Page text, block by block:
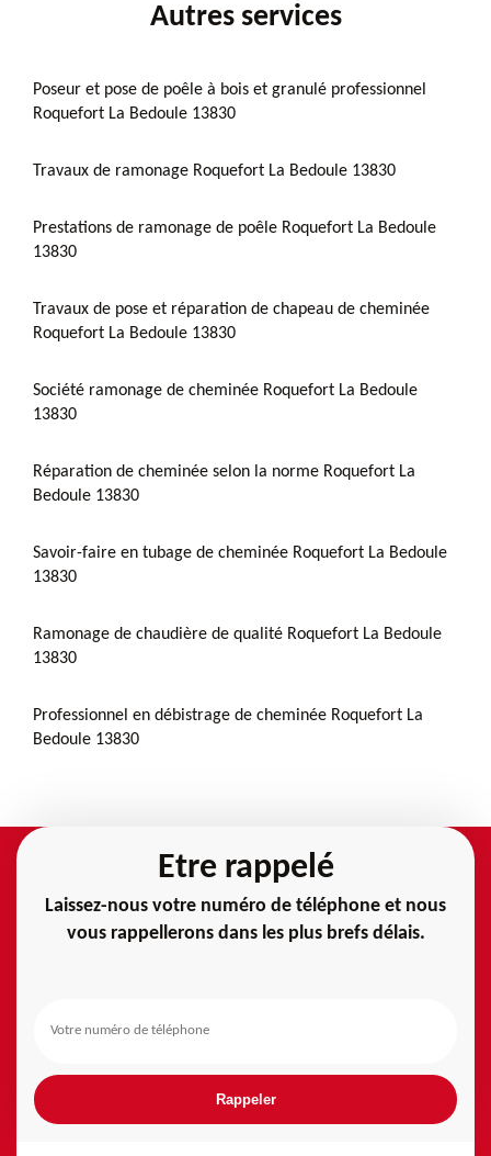
Autres services
Poseur et pose de poêle à bois et granulé professionnel
Roquefort La Bedoule 13830
Travaux de ramonage Roquefort La Bedoule 13830
Prestations de ramonage de poêle Roquefort La Bedoule
13830
Travaux de pose et réparation de chapeau de cheminée
Roquefort La Bedoule 13830
Société ramonage de cheminée Roquefort La Bedoule
13830
Réparation de cheminée selon la norme Roquefort La
Bedoule 13830
Savoir-faire en tubage de cheminée Roquefort La Bedoule
13830
Ramonage de chaudière de qualité Roquefort La Bedoule
13830
Professionnel en débistrage de cheminée Roquefort La
Bedoule 13830
Etre rappelé
Laissez-nous votre numéro de téléphone et nous
vous rappellerons dans les plus brefs délais.